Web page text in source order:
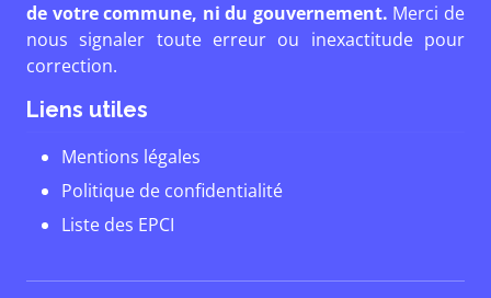
de votre commune, ni du gouvernement. Merci de
nous signaler toute erreur ou inexactitude pour
correction.
Liens utiles
Mentions légales
Politique de confidentialité
Liste des EPCI